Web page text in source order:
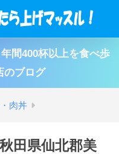
間400杯以上を食べ歩
のブログ
肉丼
田県仙北郡美